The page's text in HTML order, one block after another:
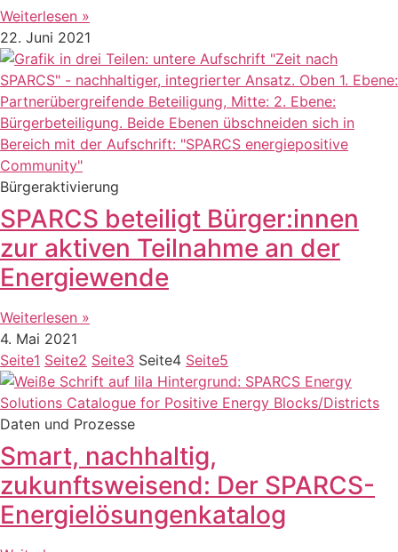
Weiterlesen »
22. Juni 2021
Bürgeraktivierung
SPARCS beteiligt Bürger:innen
zur aktiven Teilnahme an der
Energiewende
Weiterlesen »
4. Mai 2021
Seite1 Seite2 Seite3 Seite4 Seite5
Daten und Prozesse
Smart, nachhaltig,
zukunftsweisend: Der SPARCS-
Energielösungenkatalog